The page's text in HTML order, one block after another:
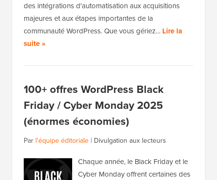
des intégrations d'automatisation aux acquisitions
majeures et aux étapes importantes de la
communauté WordPress. Que vous gériez… Lire la
suite »
100+ offres WordPress Black
Friday / Cyber Monday 2025
(énormes économies)
Par l'équipe éditoriale | Divulgation aux lecteurs
Chaque année, le Black Friday et le
Cyber Monday offrent certaines des